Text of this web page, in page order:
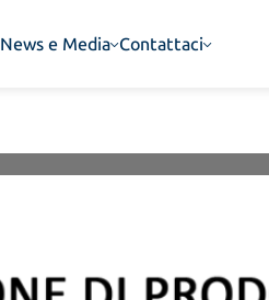
News e Media Contattaci